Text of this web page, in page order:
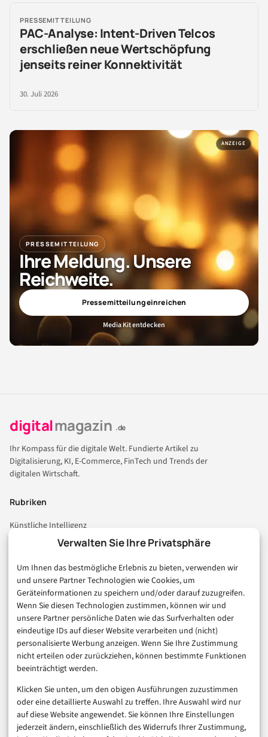
Verwalten Sie Ihre Privatsphäre
Um Ihnen das bestmögliche Erlebnis zu bieten, verwenden wir
und unsere Partner Technologien wie Cookies, um
Geräteinformationen zu speichern und/oder darauf zuzugreifen.
Wenn Sie diesen Technologien zustimmen, können wir und
unsere Partner persönliche Daten wie das Surfverhalten oder
eindeutige IDs auf dieser Website verarbeiten und (nicht)
personalisierte Werbung anzeigen. Wenn Sie Ihre Zustimmung
nicht erteilen oder zurückziehen, können bestimmte Funktionen
beeinträchtigt werden.
Klicken Sie unten, um den obigen Ausführungen zuzustimmen
oder eine detaillierte Auswahl zu treffen. Ihre Auswahl wird nur
auf diese Website angewendet. Sie können Ihre Einstellungen
jederzeit ändern, einschließlich des Widerrufs Ihrer Zustimmung,
PRESSEMITTEILUNG
PAC-Analyse: Intent-Driven Telcos
erschließen neue Wertschöpfung
jenseits reiner Konnektivität
30. Juli 2026
ANZEIGE
PRESSEMITTEILUNG
Ihre Meldung. Unsere
Reichweite.
Pressemitteilung einreichen
Media Kit entdecken
digitalmagazin .de
Ihr Kompass für die digitale Welt. Fundierte Artikel zu
Digitalisierung, KI, E-Commerce, FinTech und Trends der
digitalen Wirtschaft.
Rubriken
Künstliche Intelligenz
Technologie & IT
Consumer & Digital Life
Marketing
Finanzen & FinTech
Business & Karriere
Sicherheit & Recht
Digitalisierung
Marketing
Magazin
Unsere Redaktion
Werbeformate & Media Kit